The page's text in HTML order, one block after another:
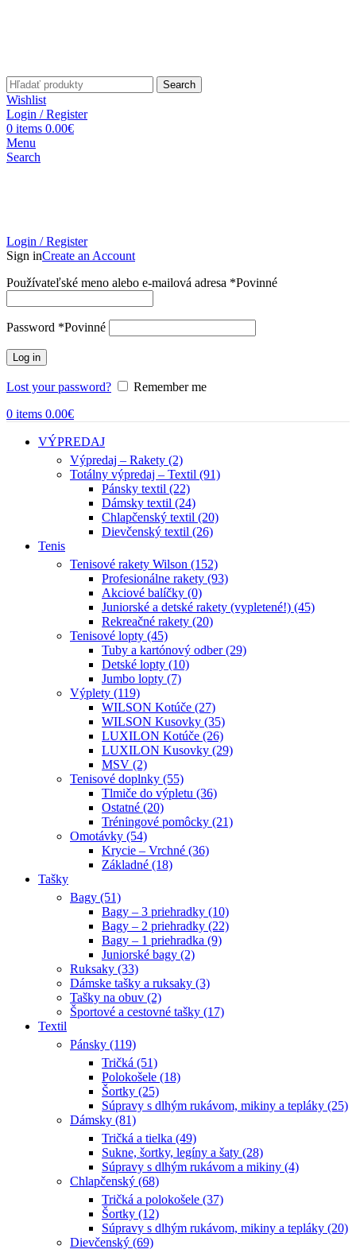
Search
Wishlist
Login / Register
0 items 0.00€
Menu
Search
Login / Register
Sign inCreate an Account
Používateľské meno alebo e-mailová adresa *Povinné
Password *Povinné
Log in
Lost your password?
Remember me
0 items 0.00€
VÝPREDAJ
Výpredaj – Rakety (2)
Totálny výpredaj – Textil (91)
Pánsky textil (22)
Dámsky textil (24)
Chlapčenský textil (20)
Dievčenský textil (26)
Tenis
Tenisové rakety Wilson (152)
Profesionálne rakety (93)
Akciové balíčky (0)
Juniorské a detské rakety (vypletené!) (45)
Rekreačné rakety (20)
Tenisové lopty (45)
Tuby a kartónový odber (29)
Detské lopty (10)
Jumbo lopty (7)
Výplety (119)
WILSON Kotúče (27)
WILSON Kusovky (35)
LUXILON Kotúče (26)
LUXILON Kusovky (29)
MSV (2)
Tenisové doplnky (55)
Tlmiče do výpletu (36)
Ostatné (20)
Tréningové pomôcky (21)
Omotávky (54)
Krycie – Vrchné (36)
Základné (18)
Tašky
Bagy (51)
Bagy – 3 priehradky (10)
Bagy – 2 priehradky (22)
Bagy – 1 priehradka (9)
Juniorské bagy (2)
Ruksaky (33)
Dámske tašky a ruksaky (3)
Tašky na obuv (2)
Športové a cestovné tašky (17)
Textil
Pánsky (119)
Tričká (51)
Polokošele (18)
Šortky (25)
Súpravy s dlhým rukávom, mikiny a tepláky (25)
Dámsky (81)
Tričká a tielka (49)
Sukne, šortky, legíny a šaty (28)
Súpravy s dlhým rukávom a mikiny (4)
Chlapčenský (68)
Tričká a polokošele (37)
Šortky (12)
Súpravy s dlhým rukávom, mikiny a tepláky (20)
Dievčenský (69)